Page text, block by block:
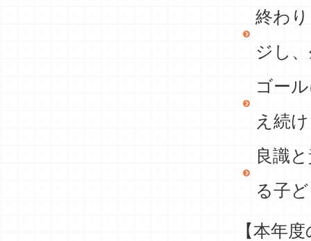
終わ
ジし
ゴー
え続
良識
る子
【本年